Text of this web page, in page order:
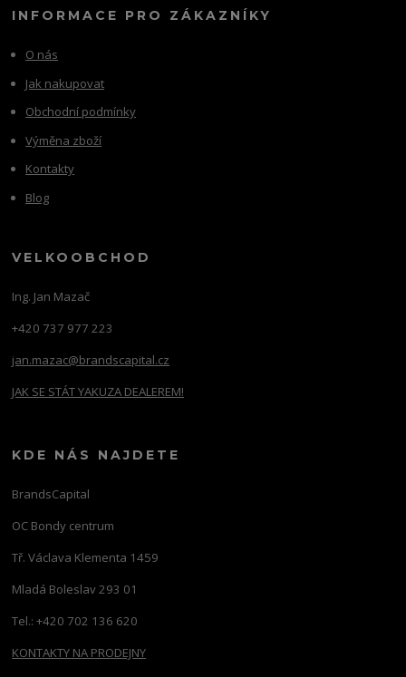
INFORMACE PRO ZÁKAZNÍKY
O nás
Jak nakupovat
Obchodní podmínky
Výměna zboží
Kontakty
Blog
VELKOOBCHOD
Ing. Jan Mazač
+420 737 977 223
jan.mazac@brandscapital.cz
JAK SE STÁT YAKUZA DEALEREM!
KDE NÁS NAJDETE
BrandsCapital
OC Bondy centrum
Tř. Václava Klementa 1459
Mladá Boleslav 293 01
Tel.: +420 702 136 620
KONTAKTY NA PRODEJNY